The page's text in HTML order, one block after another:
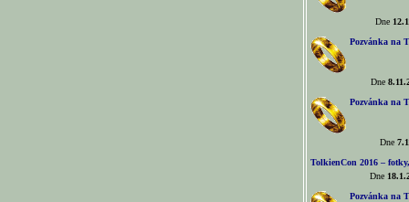
Dne
Pozvánka na
Dne
Pozvánka na
Dne
TolkienCon 2016 –
Dne
Pozvánka na